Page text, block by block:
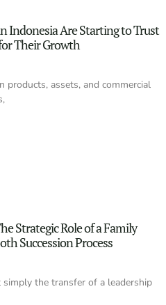
Indonesia Are Starting to Trust
Their Growth
products, assets, and commercial
Strategic Role of a Family
Succession Process
the transfer of a leadership